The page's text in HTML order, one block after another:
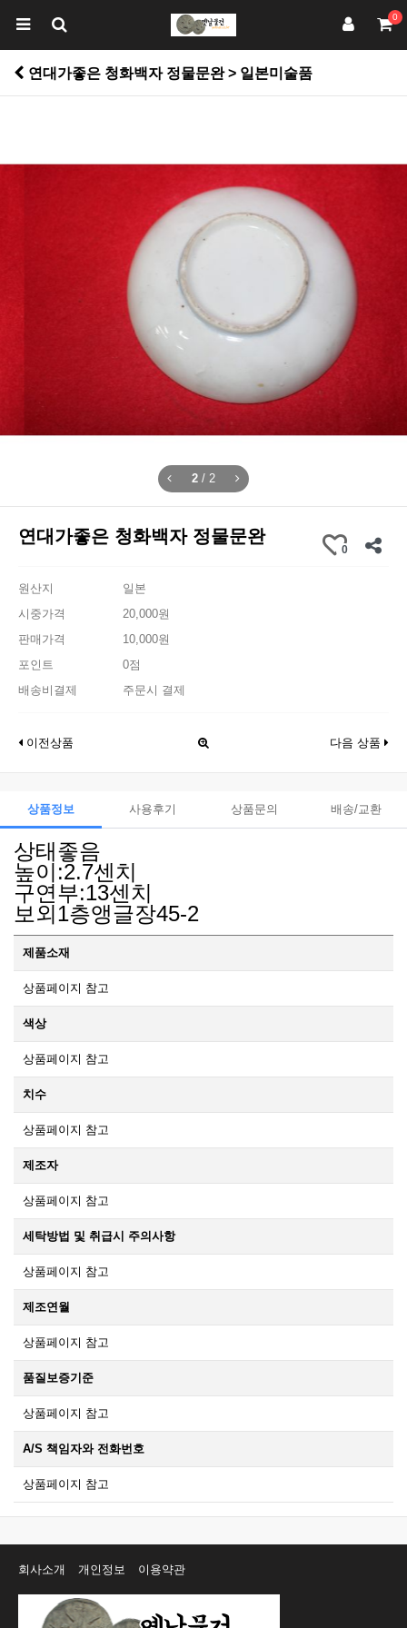
0
연대가좋은 청화백자 정물문완 > 일본미술품
2 / 2
연대가좋은 청화백자 정물문완
0
원산지
일본
시중가격
20,000원
판매가격
10,000원
포인트
0점
배송비결제
주문시 결제
이전상품 다음 상품
상품정보 사용후기 상품문의 배송/교환
상태좋음
높이:2.7센치
구연부:13센치
보외1층앵글장45-2
제품소재
상품페이지 참고
색상
상품페이지 참고
치수
상품페이지 참고
제조자
상품페이지 참고
세탁방법 및 취급시 주의사항
상품페이지 참고
제조연월
상품페이지 참고
품질보증기준
상품페이지 참고
A/S 책임자와 전화번호
상품페이지 참고
회사소개 개인정보 이용약관